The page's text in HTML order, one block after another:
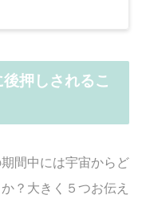
押しされるこ
間中には宇宙からど
？大きく５つお伝え